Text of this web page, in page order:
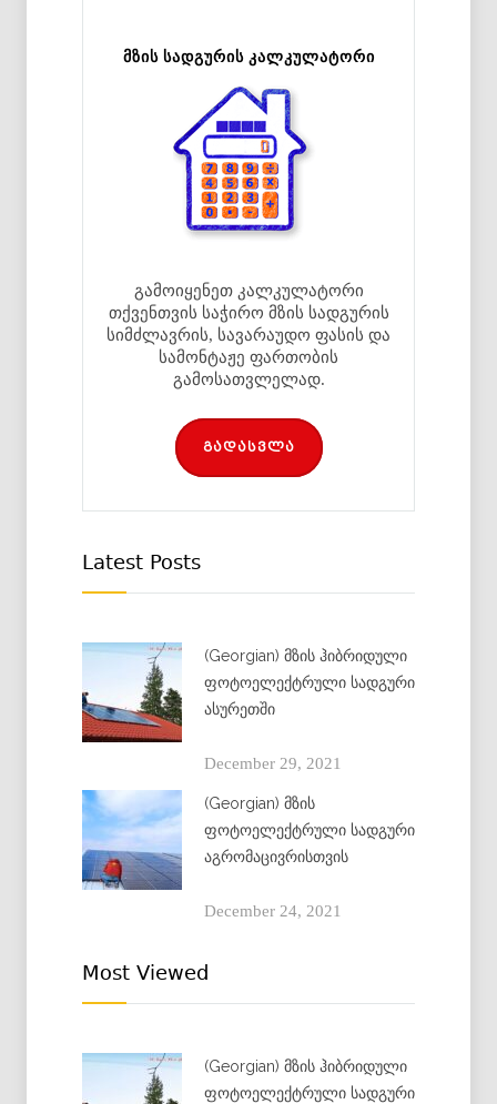
მზის სადგურის კალკულატორი
გამოიყენეთ კალკულატორი
თქვენთვის საჭირო მზის სადგურის
სიმძლავრის, სავარაუდო ფასის და
სამონტაჟე ფართობის
გამოსათვლელად.
გადასვლა
Latest Posts
(Georgian) მზის ჰიბრიდული
ფოტოელექტრული სადგური
ასურეთში
December 29, 2021
(Georgian) მზის
ფოტოელექტრული სადგური
აგრომაცივრისთვის
December 24, 2021
Most Viewed
(Georgian) მზის ჰიბრიდული
ფოტოელექტრული სადგური